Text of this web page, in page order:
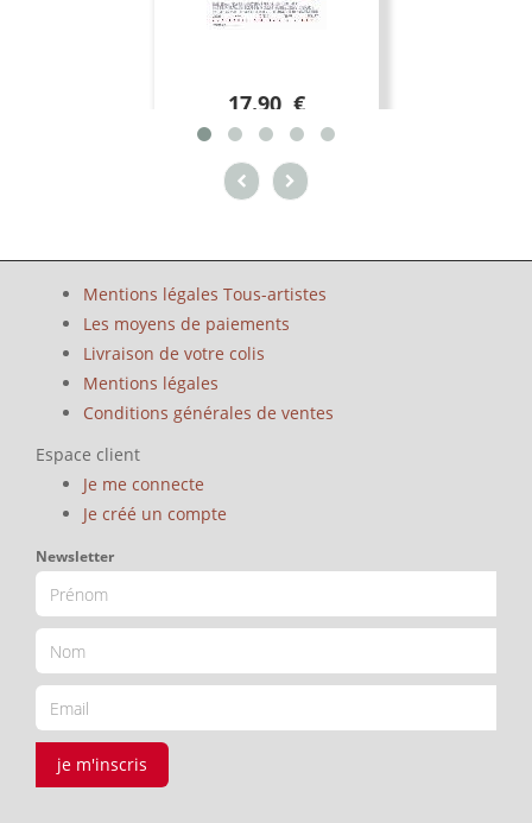
17.90 €
Mentions légales Tous-artistes
Les moyens de paiements
Livraison de votre colis
Mentions légales
Conditions générales de ventes
Espace client
Je me connecte
Je créé un compte
Newsletter
je m'inscris